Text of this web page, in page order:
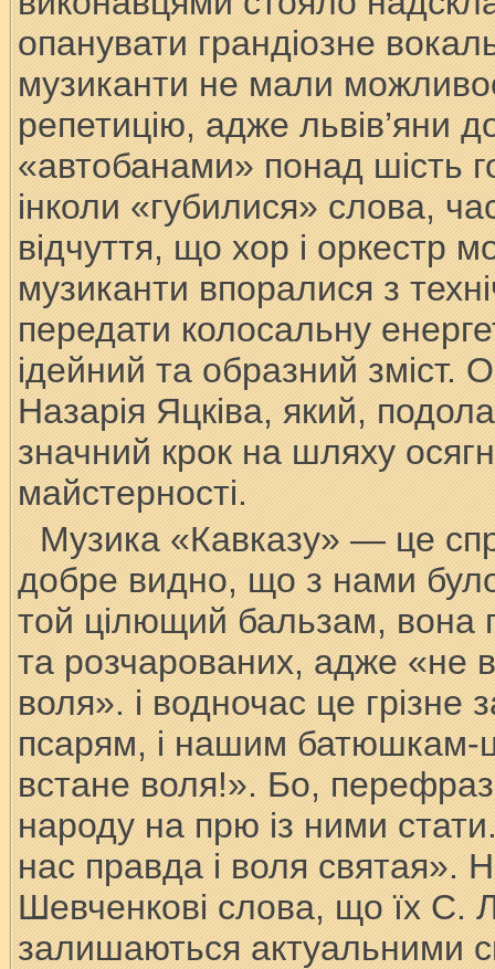
опанувати грандіозне
музиканти не мали
репетицію, адже львів’яни
«автобанами» понад шість
інколи «губилися» слова,
відчуття, що хор і оркестр
музиканти впоралися з
передати колосальну
ідейний та образний зміст.
Назарія Яцківа, який,
значний крок на шляху
майстерності.
Музика «Кавказу» — це
добре видно, що з нами
той цілющий бальзам, вона
та розчарованих, адже
воля». і водночас це грізне
псарям, і нашим
встане воля!». Бо,
народу на прю із ними
нас правда і воля святая».
Шевченкові слова, що їх С.
залишаються актуальними